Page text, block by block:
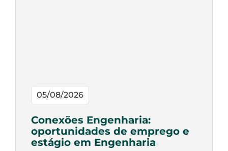
05/08/2026
Conexões Engenharia:
oportunidades de emprego e
estágio em Engenharia